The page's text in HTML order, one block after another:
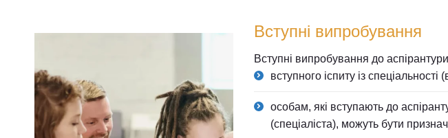
Вступні випробування
Вступні випробування до
вступного іспиту із
особам, які вступають до
(спеціаліста), можуть бути